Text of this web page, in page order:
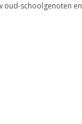
oud-schoolgenoten en